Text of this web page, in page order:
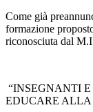
Come già
formazione
riconosciuta dal
“INSEGNANTI
EDUCARE